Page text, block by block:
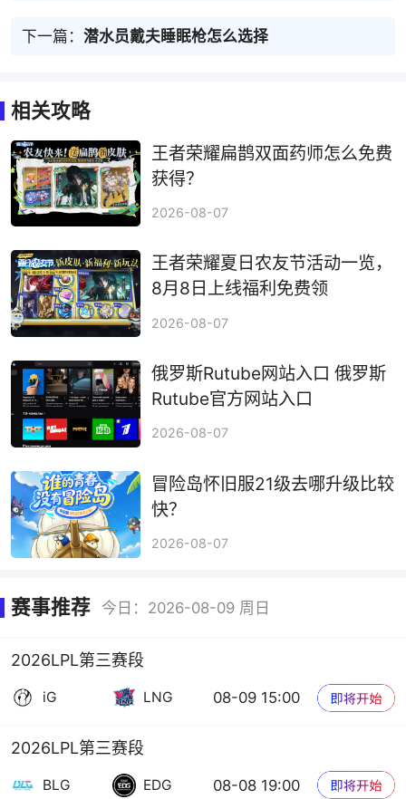
下一篇： 潜水员戴夫睡眠枪怎么选择
相关攻略
王者荣耀扁鹊双面药师怎么免费
获得？
2026-08-07
王者荣耀夏日农友节活动一览，
8月8日上线福利免费领
2026-08-07
俄罗斯Rutube网站入口 俄罗斯
Rutube官方网站入口
2026-08-07
冒险岛怀旧服21级去哪升级比较
快？
2026-08-07
赛事推荐 今日：2026-08-09 周日
2026LPL第三赛段
iG LNG 08-09 15:00
2026LPL第三赛段
BLG EDG 08-08 19:00